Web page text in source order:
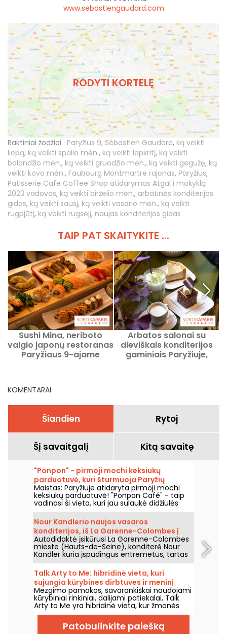
www.sebastiengaudard.com
RODYTI KORTELĘ
Raktiniai žodžiai : Paryžius 9, Sébastien Gaudard, ką veikti
liepą, ką veikti spalio mėn., ką veikti lapkritį, ką veikti
balandžio mėn., ką veikti gruodžio mėn., ką veikti gegužę, ką
veikti kovo mėn., Faubourg Montmartre rajonas, Paryžius,
Patisserie Cafe Coffee Shop atidarymas Atgal į mokyklą
2023 vadovas, ką veikti birželio mėn., arbatinės konditerijos
gidas, ką veikti sausį, ką veikti vasario mėn., ką veikti
rugpjūtį, ką veikti rugsėjį, naujas konditerijos gidas
TAIP PAT SKAITYKITE ...
Sushi Mina, neriboto
valgio japonų restoranas
Paryžiaus 9-ajame
Arbatos salonai su
dieviškais konditerijos
gaminiais Paryžiuje,
KOMENTARAI
Šiandien Rytoj
Šį savaitgalį Kitą savaitę
"Ponpon" - pirmoji mochi keksiukų
parduotuvė, kuri šturmuoja Paryžių
Maistas: Paryžiuje atidaryta pirmoji mochi
keksiukų parduotuvė! "Ponpon Café" - taip
vadinasi ši vieta, kuri jau sulaukė didžiulės
sėkmės ir traukia visą Paryžių. Mes ją
išbandėme ir mums labai patinka!
Nour Kandlerio naujos vasaros
konditerijos, iš La Garenne-Colombes į
Paryžių, ir jos dirbtuvės
Autodidaktė įsikūrusi La Garenne-Colombes
mieste (Hauts-de-Seine), konditerė Nour
Kandler kuria įspūdingus entremetus, tartas
ir flanėlius – viską visiškai namų gamybos,
užsakyti pagal poreikius. Išbandėme jos
naują vaisinę vasaros kolekciją 2026 metų
vasarai ir kviečiame jus ją pažinti.
Talk Arty to Me: hibridinė vieta, kuri
sujungia kūrybines dirbtuves ir meninį
restoraną Marė.
Mezgimo pamokos, savarankiškai naudojami
kūrybiniai rinkiniai, dalijami patiekalai, Talk
Arty to Me yra hibridinė vieta, kur žmonės
ateina tiek kurti, tiek mėgautis skanėstais,
tarp dailės dirbtuvių ir atsipalaidavusio
sezoniško restorano.
Patobulinkite paiešką